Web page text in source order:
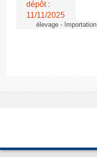
dépôt :
11/11/2025
élevage -